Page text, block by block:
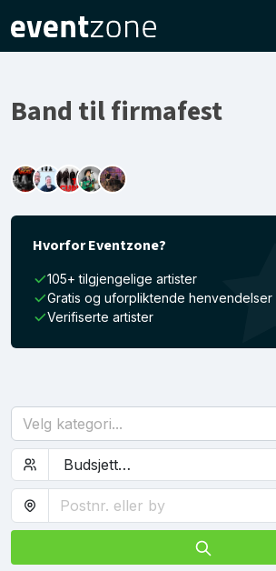
Band til firmafest
Hvorfor Eventzone?
105+ tilgjengelige artister
Gratis og uforpliktende henvendelser
Verifiserte artister
Velg kategori...